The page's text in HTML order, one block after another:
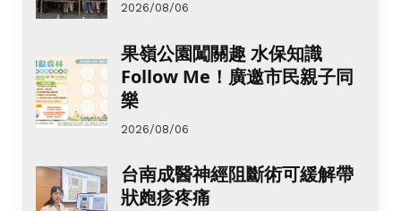
2026/08/06
果嶺公園闖關趣 水保知識
Follow Me！廣邀市民親子同
樂
2026/08/06
台南成醫神經阻斷術可緩解帶
狀皰疹疼痛